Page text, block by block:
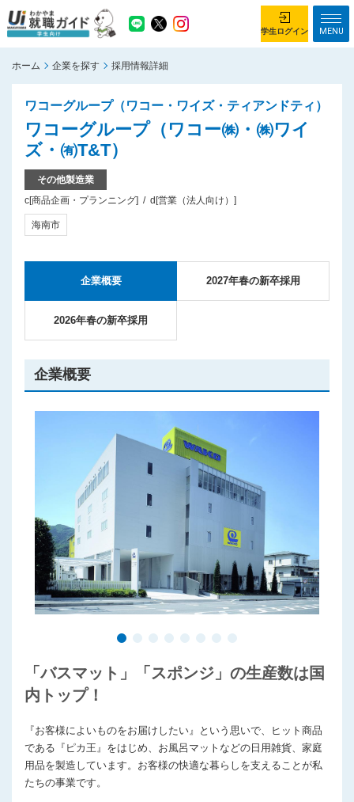
企業を探す
がっつり就業体験コース
イベント情報
お知らせ
がっつり就業体験コース トップ
お問い合わせ
プライバシーポリシー
学生ログイン MENU
ホーム 企業を探す 採用情報詳細
ワコーグループ（ワコー・ワイズ・ティアンドティ）
ワコーグループ（ワコー㈱・㈱ワイ
ズ・㈲T&T）
その他製造業
c[商品企画・プランニング]
d[営業（法人向け）]
海南市
企業概要 2027年春の新卒採用
2026年春の新卒採用
企業概要
「バスマット」「スポンジ」の生産数は国
内トップ！
『お客様によいものをお届けしたい』という思いで、ヒット商品
である『ピカ王』をはじめ、お風呂マットなどの日用雑貨、家庭
用品を製造しています。お客様の快適な暮らしを支えることが私
たちの事業です。